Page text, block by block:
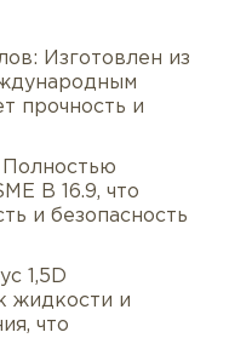
Отзывы/
Изготовлен из
прочность и
Полностью
B 16.9, что
и безопасность
1,5D
жидкости и
что